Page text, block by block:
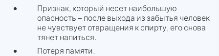
Признак, который несет наибольшую
опасность – после выхода из забытья человек
не чувствует отвращения к спирту, его снова
тянет напиться.
Потеря памяти.